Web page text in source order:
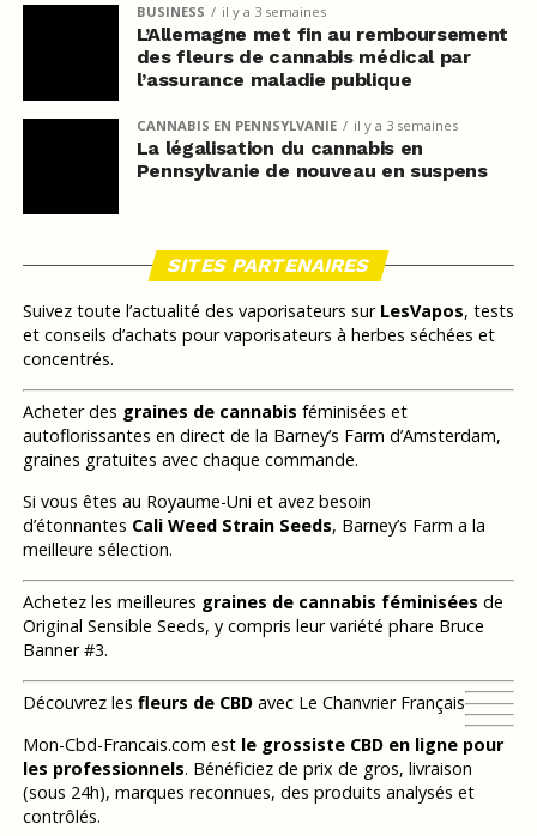
BUSINESS il y a 3 semaines
L’Allemagne met fin au remboursement
des fleurs de cannabis médical par
l’assurance maladie publique
CANNABIS EN PENNSYLVANIE il y a 3 semaines
La légalisation du cannabis en
Pennsylvanie de nouveau en suspens
SITES PARTENAIRES
Suivez toute l’actualité des vaporisateurs sur LesVapos, tests
et conseils d’achats pour vaporisateurs à herbes séchées et
concentrés.
Acheter des graines de cannabis féminisées et
autoflorissantes en direct de la Barney’s Farm d’Amsterdam,
graines gratuites avec chaque commande.
Si vous êtes au Royaume-Uni et avez besoin
d’étonnantes Cali Weed Strain Seeds, Barney’s Farm a la
meilleure sélection.
Achetez les meilleures graines de cannabis féminisées de
Original Sensible Seeds, y compris leur variété phare Bruce
Banner #3.
Découvrez les fleurs de CBDavec Le Chanvrier Français
Mon-Cbd-Francais.com est le grossiste CBD en ligne pour
les professionnels. Bénéficiez de prix de gros, livraison
(sous 24h), marques reconnues, des produits analysés et
contrôlés.